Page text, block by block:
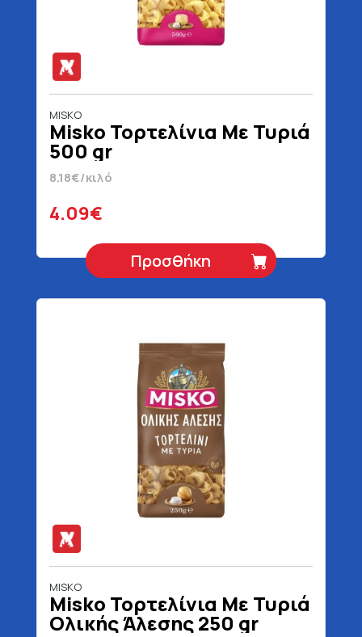
MISKO
Misko Τορτελίνια Με Τυριά
500 gr
8.18€/κιλό
4.09€
Προσθήκη
MISKO
Misko Τορτελίνια Με Τυριά
Ολικής Άλεσης 250 gr